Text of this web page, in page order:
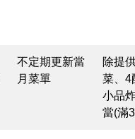
不定期更新當
月菜單
除提
菜、4
小品
當(滿